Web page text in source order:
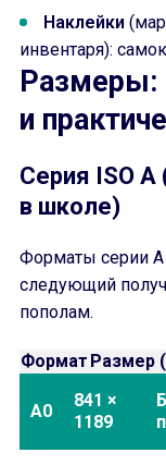
Наклейки
инвентаря):
Размеры:
и
Серия ISO A
в школе)
Форматы серии A
следующий
пополам.
Формат Размер
A0
841 ×
1189